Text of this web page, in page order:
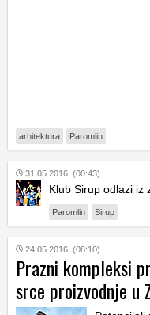
arhitektura Paromlin
31.05.2016. (00:43)
Klub Sirup odlazi iz
Paromlin Sirup
24.05.2016. (08:10)
Prazni kompleksi
srce proizvodnje u